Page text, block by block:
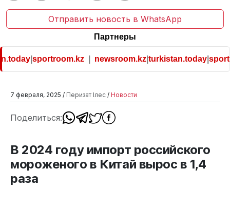
Отправить новость в WhatsApp
Партнеры
|sportroom.kz| newsroom.kz|turkistan.today|
7 февраля, 2025 / Перизат Ілес / Новости
Поделиться:
В 2024 году импорт российского
мороженого в Китай вырос в 1,4
раза